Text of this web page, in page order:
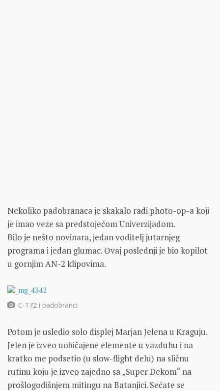
Nekoliko padobranaca je skakalo radi photo-op-a koji
je imao veze sa predstojećom Univerzijadom.
Bilo je nešto novinara, jedan voditelj jutarnjeg
programa i jedan glumac. Ovaj poslednji je bio kopilot
u gornjim AN-2 klipovima.
C-172 i padobranci
Potom je usledio solo displej Marjan Jelena u Kraguju.
Jelen je izveo uobičajene elemente u vazduhu i na
kratko me podsetio (u slow-flight delu) na sličnu
rutinu koju je izveo zajedno sa „Super Dekom“ na
prošlogodišnjem mitingu na Batanjici. Sećate se